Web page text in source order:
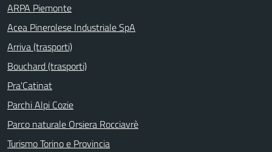
ARPA Piemonte
Acea Pinerolese Industriale SpA
Arriva (trasporti)
Bouchard (trasporti)
Pra'Catinat
Parchi Alpi Cozie
Parco naturale Orsiera Rocciavrè
Turismo Torino e Provincia